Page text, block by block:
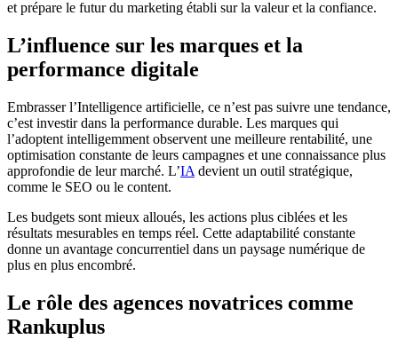
et prépare le futur du marketing établi sur la valeur et la confiance.
L’influence sur les marques et la
performance digitale
Embrasser l’Intelligence artificielle, ce n’est pas suivre une tendance,
c’est investir dans la performance durable. Les marques qui
l’adoptent intelligemment observent une meilleure rentabilité, une
optimisation constante de leurs campagnes et une connaissance plus
approfondie de leur marché. L’IA devient un outil stratégique,
comme le SEO ou le content.
Les budgets sont mieux alloués, les actions plus ciblées et les
résultats mesurables en temps réel. Cette adaptabilité constante
donne un avantage concurrentiel dans un paysage numérique de
plus en plus encombré.
Le rôle des agences novatrices comme
Rankuplus